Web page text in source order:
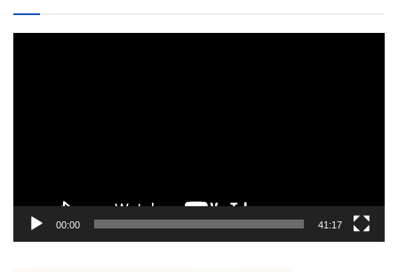
00:00 41:17